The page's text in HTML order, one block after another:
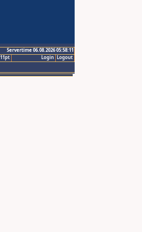
Servertime 06.08.2026 05:58:11
Logout
Login